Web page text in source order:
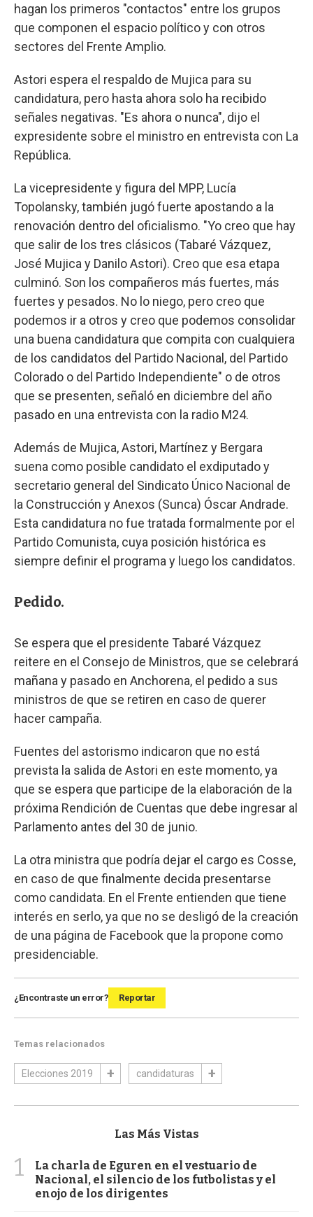
hagan los primeros "contactos" entre los grupos
que componen el espacio político y con otros
sectores del Frente Amplio.
Astori espera el respaldo de Mujica para su
candidatura, pero hasta ahora solo ha recibido
señales negativas. "Es ahora o nunca", dijo el
expresidente sobre el ministro en entrevista con La
República.
La vicepresidente y figura del MPP, Lucía
Topolansky, también jugó fuerte apostando a la
renovación dentro del oficialismo. "Yo creo que hay
que salir de los tres clásicos (Tabaré Vázquez,
José Mujica y Danilo Astori). Creo que esa etapa
culminó. Son los compañeros más fuertes, más
fuertes y pesados. No lo niego, pero creo que
podemos ir a otros y creo que podemos consolidar
una buena candidatura que compita con cualquiera
de los candidatos del Partido Nacional, del Partido
Colorado o del Partido Independiente" o de otros
que se presenten, señaló en diciembre del año
pasado en una entrevista con la radio M24.
Además de Mujica, Astori, Martínez y Bergara
suena como posible candidato el exdiputado y
secretario general del Sindicato Único Nacional de
la Construcción y Anexos (Sunca) Óscar Andrade.
Esta candidatura no fue tratada formalmente por el
Partido Comunista, cuya posición histórica es
siempre definir el programa y luego los candidatos.
Pedido.
Se espera que el presidente Tabaré Vázquez
reitere en el Consejo de Ministros, que se celebrará
mañana y pasado en Anchorena, el pedido a sus
ministros de que se retiren en caso de querer
hacer campaña.
Fuentes del astorismo indicaron que no está
prevista la salida de Astori en este momento, ya
que se espera que participe de la elaboración de la
próxima Rendición de Cuentas que debe ingresar al
Parlamento antes del 30 de junio.
La otra ministra que podría dejar el cargo es Cosse,
en caso de que finalmente decida presentarse
como candidata. En el Frente entienden que tiene
interés en serlo, ya que no se desligó de la creación
de una página de Facebook que la propone como
presidenciable.
¿Encontraste un error? Reportar
Temas relacionados
Elecciones 2019 candidaturas
Las Más Vistas
1
La charla de Eguren en el vestuario de
Nacional, el silencio de los futbolistas y el
enojo de los dirigentes